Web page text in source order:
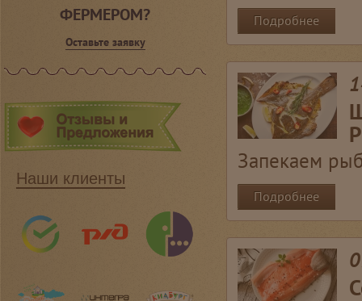
Подробнее
Запекаем
Подробнее
ФЕРМЕРОМ?
Оставьте заявку
Наши клиенты